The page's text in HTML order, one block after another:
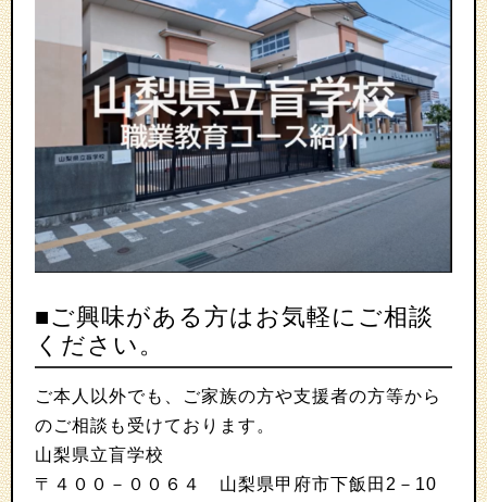
■ご興味がある方はお気軽にご相談
ください。
ご本人以外でも、ご家族の方や支援者の方等から
のご相談も受けております。
山梨県立盲学校
〒４００－００６４ 山梨県甲府市下飯田2－10